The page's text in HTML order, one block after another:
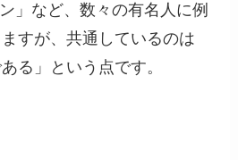
」など、数々の有名人に例
すが、共通しているのは
る」という点です。